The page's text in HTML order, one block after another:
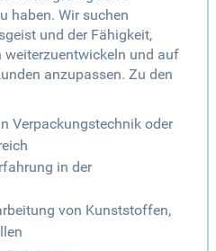
haben. Wir suchen
und der Fähigkeit,
weiterzuentwickeln und auf
anzupassen. Zu den
Verpackungstechnik oder
in der
von Kunststoffen,